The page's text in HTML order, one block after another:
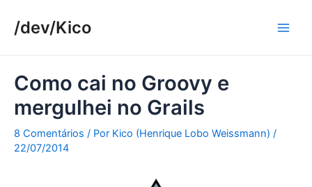
para/dev/Kico
Como cai no Groovy e
mergulhei no Grails
8 Comentários / Por Kico (Henrique Lobo Weissmann) /
22/07/2014